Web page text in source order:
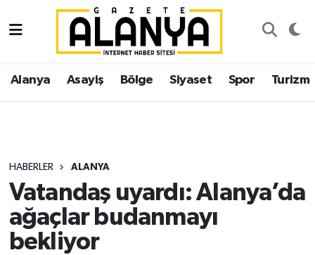
Alanya Asayiş Bölge Siyaset Spor Turizm
HABERLER ALANYA
Vatandaş uyardı: Alanya’da
ağaçlar budanmayı
bekliyor
Alanya
Asayiş
Siyaset
Spor
Turizm
İstanbul Nöbetçi Eczaneler
İstanbul Hava Durumu
Süper Lig Puan Durumu ve Fikstür
Tüm Manşetler
Son Dakika Haberleri